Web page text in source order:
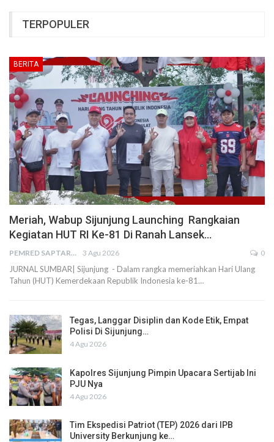
TERPOPULER
BERITA
Meriah, Wabup Sijunjung Launching Rangkaian
Kegiatan HUT RI Ke-81 Di Ranah Lansek…
PEMRED SAPTARIUS 3 Agu 2026 0
JURNAL SUMBAR| Sijunjung - Dalam rangka memeriahkan Hari Ulang
Tahun (HUT) Kemerdekaan Republik Indonesia ke-81…
Tegas, Langgar Disiplin dan Kode Etik, Empat
Polisi Di Sijunjung…
4 Agu 2026
Kapolres Sijunjung Pimpin Upacara Sertijab Ini
PJU Nya
4 Agu 2026
Tim Ekspedisi Patriot (TEP) 2026 dari IPB
University Berkunjung ke…